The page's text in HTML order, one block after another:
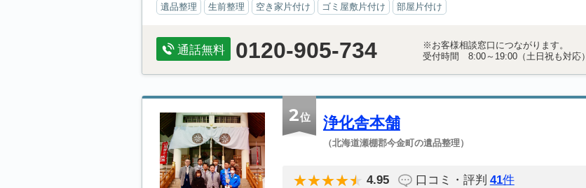
遺品整理 生前整理 空き家片付け ゴミ屋敷片付け 部屋片付け
通話無料 0120-905-734
※お客様相談窓口につながります。
受付時間 8:00～19:00（土日祝も対応）
2位 浄化舎本舗
（北海道瀬棚郡今金町の遺品整理）
4.95 口コミ・評判 41件